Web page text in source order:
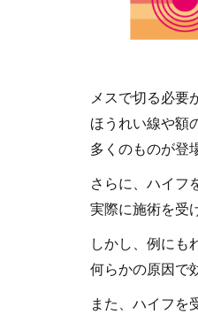
メスで切る必要
ほうれい線や額
多くのものが登
さらに、ハイフ
実際に施術を受
しかし、例にも
何らかの原因で
また、ハイフを